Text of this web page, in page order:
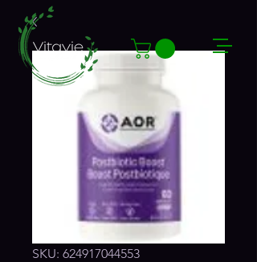
SKU: 624917044553